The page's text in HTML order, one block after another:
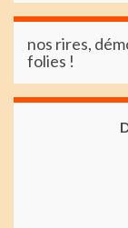
nos rires,
folies !